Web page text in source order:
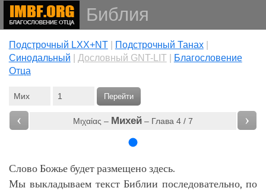
Библия
Подстрочный LXX+NT| Подстрочный Танах|
Cинодальный
Дословный GNT-LIT|
Благословение
Отца
Перейти
‹ Μιχαίας – Михей– Глава 4 / 7 ›
Слово Божье будет размещено здесь.
Мы выкладываем текст Библии последовательно, по